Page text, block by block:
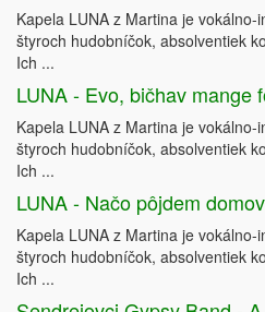
Kapela LUNA z Martina je
štyroch hudobníčok, absolventiek
Ich ...
LUNA - Evo, bičhav mange
Kapela LUNA z Martina je
štyroch hudobníčok, absolventiek
Ich ...
LUNA - Načo pôjdem domov
Kapela LUNA z Martina je
štyroch hudobníčok, absolventiek
Ich ...